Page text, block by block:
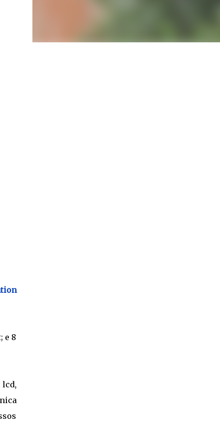
e 8
lcd,